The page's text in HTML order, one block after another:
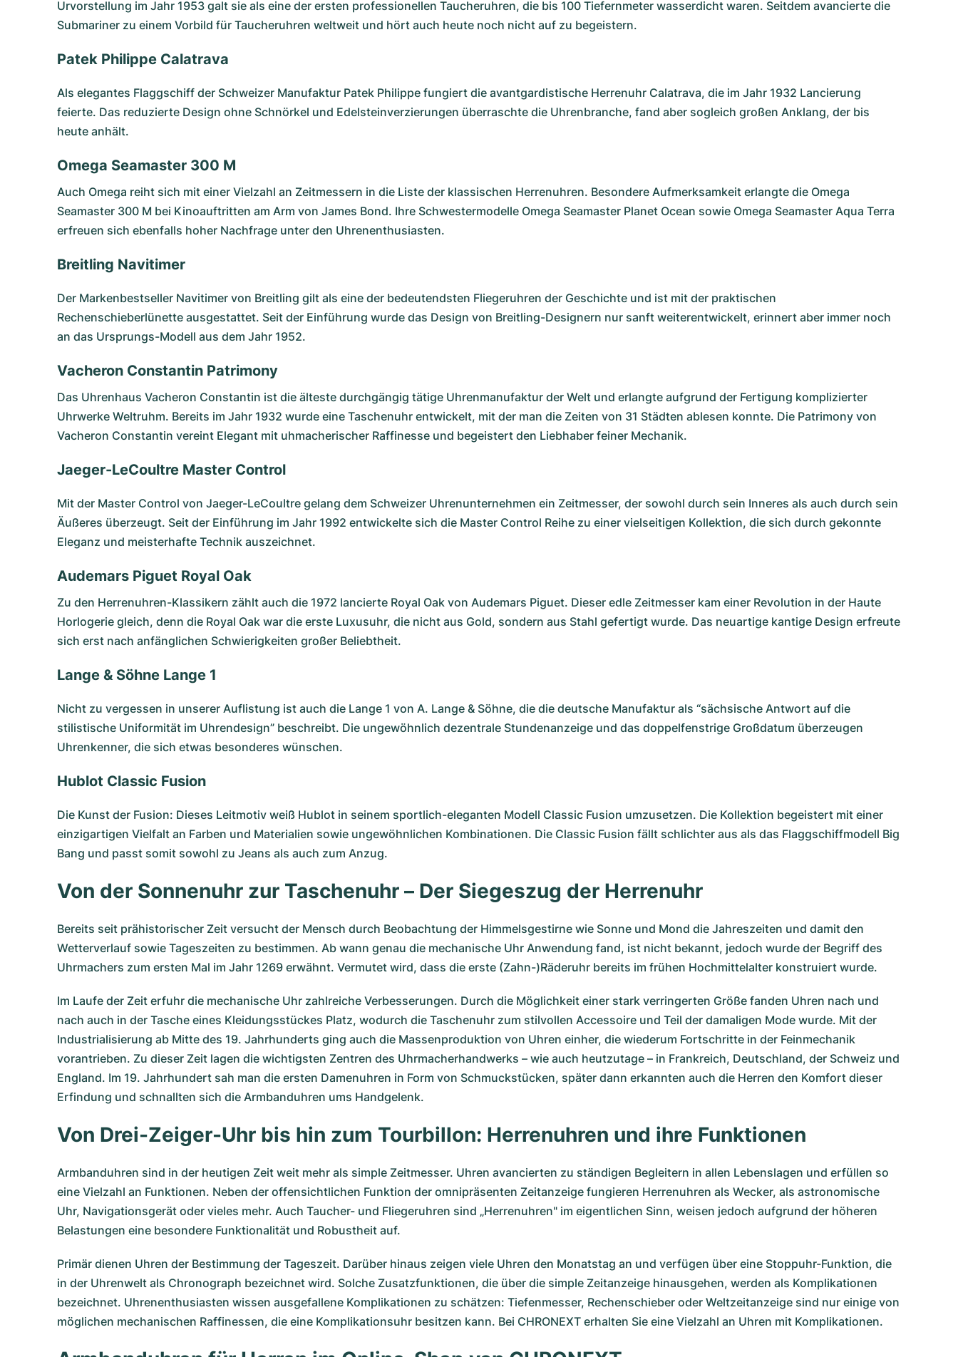
Urvorstellung im Jahr 1953 galt sie als eine der ersten professionellen Taucheruhren, die bis 100 Tiefernmeter wasserdicht waren. Seitdem avancierte die
Submariner zu einem Vorbild für Taucheruhren weltweit und hört auch heute noch nicht auf zu begeistern.
Patek Philippe Calatrava
Als elegantes Flaggschiff der Schweizer Manufaktur Patek Philippe fungiert die avantgardistische Herrenuhr Calatrava, die im Jahr 1932 Lancierung
feierte. Das reduzierte Design ohne Schnörkel und Edelsteinverzierungen überraschte die Uhrenbranche, fand aber sogleich großen Anklang, der bis
heute anhält.
Omega Seamaster 300 M
Auch Omega reiht sich mit einer Vielzahl an Zeitmessern in die Liste der klassischen Herrenuhren. Besondere Aufmerksamkeit erlangte die Omega
Seamaster 300 M bei Kinoauftritten am Arm von James Bond. Ihre Schwestermodelle Omega Seamaster Planet Ocean sowie Omega Seamaster Aqua Terra
erfreuen sich ebenfalls hoher Nachfrage unter den Uhrenenthusiasten.
Breitling Navitimer
Der Markenbestseller Navitimer von Breitling gilt als eine der bedeutendsten Fliegeruhren der Geschichte und ist mit der praktischen
Rechenschieberlünette ausgestattet. Seit der Einführung wurde das Design von Breitling-Designern nur sanft weiterentwickelt, erinnert aber immer noch
an das Ursprungs-Modell aus dem Jahr 1952.
Vacheron Constantin Patrimony
Das Uhrenhaus Vacheron Constantin ist die älteste durchgängig tätige Uhrenmanufaktur der Welt und erlangte aufgrund der Fertigung komplizierter
Uhrwerke Weltruhm. Bereits im Jahr 1932 wurde eine Taschenuhr entwickelt, mit der man die Zeiten von 31 Städten ablesen konnte. Die Patrimony von
Vacheron Constantin vereint Elegant mit uhmacherischer Raffinesse und begeistert den Liebhaber feiner Mechanik.
Jaeger-LeCoultre Master Control
Mit der Master Control von Jaeger-LeCoultre gelang dem Schweizer Uhrenunternehmen ein Zeitmesser, der sowohl durch sein Inneres als auch durch sein
Äußeres überzeugt. Seit der Einführung im Jahr 1992 entwickelte sich die Master Control Reihe zu einer vielseitigen Kollektion, die sich durch gekonnte
Eleganz und meisterhafte Technik auszeichnet.
Audemars Piguet Royal Oak
Zu den Herrenuhren-Klassikern zählt auch die 1972 lancierte Royal Oak von Audemars Piguet. Dieser edle Zeitmesser kam einer Revolution in der Haute
Horlogerie gleich, denn die Royal Oak war die erste Luxusuhr, die nicht aus Gold, sondern aus Stahl gefertigt wurde. Das neuartige kantige Design erfreute
sich erst nach anfänglichen Schwierigkeiten großer Beliebtheit.
Lange & Söhne Lange 1
Nicht zu vergessen in unserer Auflistung ist auch die Lange 1 von A. Lange & Söhne, die die deutsche Manufaktur als “sächsische Antwort auf die
stilistische Uniformität im Uhrendesign” beschreibt. Die ungewöhnlich dezentrale Stundenanzeige und das doppelfenstrige Großdatum überzeugen
Uhrenkenner, die sich etwas besonderes wünschen.
Hublot Classic Fusion
Die Kunst der Fusion: Dieses Leitmotiv weiß Hublot in seinem sportlich-eleganten Modell Classic Fusion umzusetzen. Die Kollektion begeistert mit einer
einzigartigen Vielfalt an Farben und Materialien sowie ungewöhnlichen Kombinationen. Die Classic Fusion fällt schlichter aus als das Flaggschiffmodell Big
Bang und passt somit sowohl zu Jeans als auch zum Anzug.
Von der Sonnenuhr zur Taschenuhr – Der Siegeszug der Herrenuhr
Bereits seit prähistorischer Zeit versucht der Mensch durch Beobachtung der Himmelsgestirne wie Sonne und Mond die Jahreszeiten und damit den
Wetterverlauf sowie Tageszeiten zu bestimmen. Ab wann genau die mechanische Uhr Anwendung fand, ist nicht bekannt, jedoch wurde der Begriff des
Uhrmachers zum ersten Mal im Jahr 1269 erwähnt. Vermutet wird, dass die erste (Zahn-)Räderuhr bereits im frühen Hochmittelalter konstruiert wurde.
Im Laufe der Zeit erfuhr die mechanische Uhr zahlreiche Verbesserungen. Durch die Möglichkeit einer stark verringerten Größe fanden Uhren nach und
nach auch in der Tasche eines Kleidungsstückes Platz, wodurch die Taschenuhr zum stilvollen Accessoire und Teil der damaligen Mode wurde. Mit der
Industrialisierung ab Mitte des 19. Jahrhunderts ging auch die Massenproduktion von Uhren einher, die wiederum Fortschritte in der Feinmechanik
vorantrieben. Zu dieser Zeit lagen die wichtigsten Zentren des Uhrmacherhandwerks – wie auch heutzutage – in Frankreich, Deutschland, der Schweiz und
England. Im 19. Jahrhundert sah man die ersten Damenuhren in Form von Schmuckstücken, später dann erkannten auch die Herren den Komfort dieser
Erfindung und schnallten sich die Armbanduhren ums Handgelenk.
Von Drei-Zeiger-Uhr bis hin zum Tourbillon: Herrenuhren und ihre Funktionen
Armbanduhren sind in der heutigen Zeit weit mehr als simple Zeitmesser. Uhren avancierten zu ständigen Begleitern in allen Lebenslagen und erfüllen so
eine Vielzahl an Funktionen. Neben der offensichtlichen Funktion der omnipräsenten Zeitanzeige fungieren Herrenuhren als Wecker, als astronomische
Uhr, Navigationsgerät oder vieles mehr. Auch Taucher- und Fliegeruhren sind „Herrenuhren" im eigentlichen Sinn, weisen jedoch aufgrund der höheren
Belastungen eine besondere Funktionalität und Robustheit auf.
Primär dienen Uhren der Bestimmung der Tageszeit. Darüber hinaus zeigen viele Uhren den Monatstag an und verfügen über eine Stoppuhr-Funktion, die
in der Uhrenwelt als Chronograph bezeichnet wird. Solche Zusatzfunktionen, die über die simple Zeitanzeige hinausgehen, werden als Komplikationen
bezeichnet. Uhrenenthusiasten wissen ausgefallene Komplikationen zu schätzen: Tiefenmesser, Rechenschieber oder Weltzeitanzeige sind nur einige von
möglichen mechanischen Raffinessen, die eine Komplikationsuhr besitzen kann. Bei CHRONEXT erhalten Sie eine Vielzahl an Uhren mit Komplikationen.